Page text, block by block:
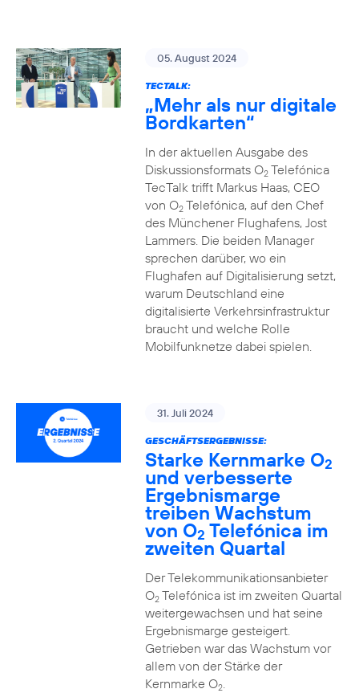
05. August 2024
TECTALK:
„Mehr als nur digitale
Bordkarten“
In der aktuellen Ausgabe des
Diskussionsformats O2Telefónica
TecTalk trifft Markus Haas, CEO
von O2Telefónica, auf den Chef
des Münchener Flughafens, Jost
Lammers. Die beiden Manager
sprechen darüber, wo ein
Flughafen auf Digitalisierung setzt,
warum Deutschland eine
digitalisierte Verkehrsinfrastruktur
braucht und welche Rolle
Mobilfunknetze dabei spielen.
31. Juli 2024
GESCHÄFTSERGEBNISSE:
Starke Kernmarke O2
und verbesserte
Ergebnismarge
treiben Wachstum
von O2 Telefónica im
zweiten Quartal
Der Telekommunikationsanbieter
O2Telefónica ist im zweiten Quartal
weitergewachsen und hat seine
Ergebnismarge gesteigert.
Getrieben war das Wachstum vor
allem von der Stärke der
Kernmarke O2.